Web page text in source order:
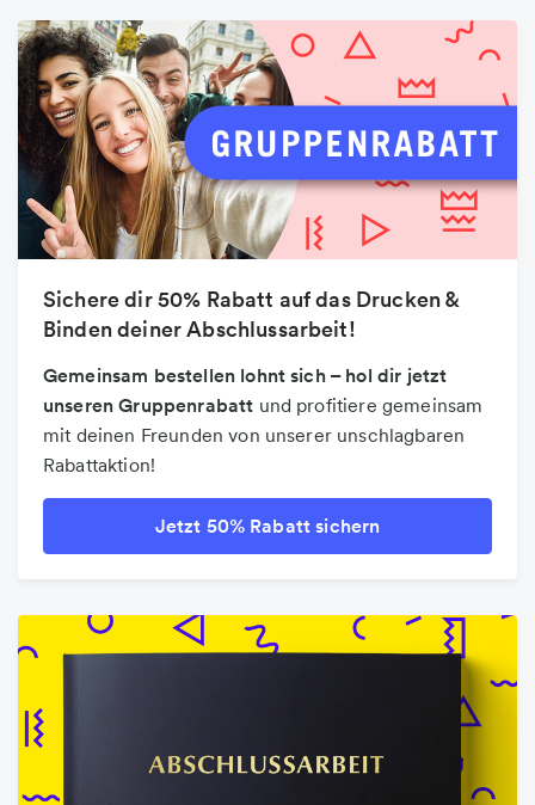
Sichere dir 50% Rabatt auf das Drucken &
Binden deiner Abschlussarbeit!
Gemeinsam bestellen lohnt sich – hol dir jetzt
unseren Gruppenrabatt und profitiere gemeinsam
mit deinen Freunden von unserer unschlagbaren
Rabattaktion!
Jetzt 50% Rabatt sichern